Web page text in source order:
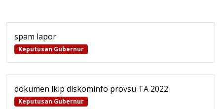
spam lapor
Keputusan Gubernur
dokumen lkip diskominfo provsu TA 2022
Keputusan Gubernur